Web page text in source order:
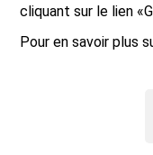
cliquant sur le lien
Pour en savoir plus